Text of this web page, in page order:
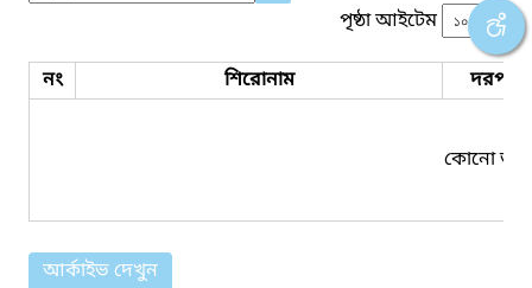
পৃষ্ঠা আইটেম
নং শিরোনাম দরপত্র
কোনো তথ্য
আর্কাইভ দেখুন